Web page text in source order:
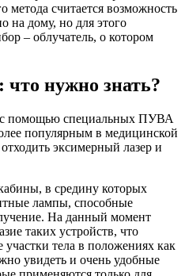
считается возможность
на дому, но для этого
– облучатель, о котором
нужно знать?
с помощью специальных ПУВА
популярным в медицинской
эксимерный лазер и
в средину которых
лампы, способные
На данный момент
таких устройств, что
участки тела в положениях как
увидеть и очень удобные